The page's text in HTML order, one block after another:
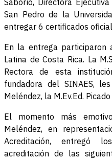
Saborío, Directora
San Pedro de la
entregar 6 certificados
En la entrega participaron
Latina de Costa Rica. La
Rectora de esta
fundadora del SINAES,
Meléndez, la M.Ev.Ed.
El momento más
Meléndez, en
Acreditación, entregó
acreditación de las